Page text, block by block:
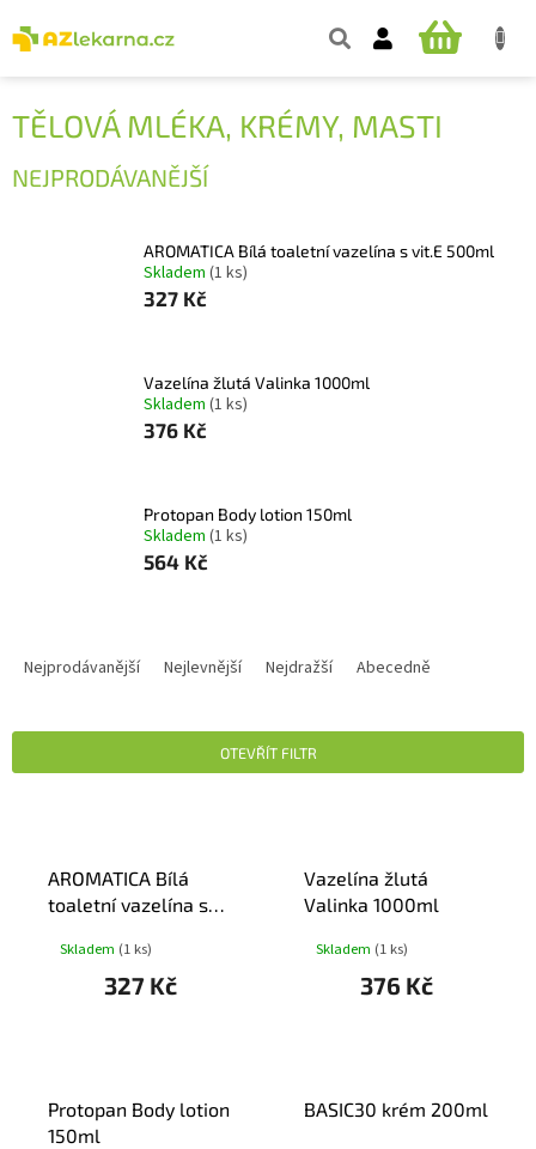
na
obsah
NÁKUPNÍ
TĚLOVÁ MLÉKA, KRÉMY, MASTI
NEJPRODÁVANĚJŠÍ
AROMATICA Bílá toaletní vazelína s vit.E 500ml
Skladem (1 ks)
327 Kč
Vazelína žlutá Valinka 1000ml
Skladem (1 ks)
376 Kč
Protopan Body lotion 150ml
Skladem (1 ks)
564 Kč
A
Í
Nejprodávanější Nejlevnější Nejdražší Abecedně
OTEVŘÍT FILTR
AROMATICA Bílá
toaletní vazelína s
Skladem (1 ks)
327 Kč
Vazelína žlutá
Valinka 1000ml
Skladem (1 ks)
376 Kč
Protopan Body lotion
150ml
BASIC30 krém 200ml